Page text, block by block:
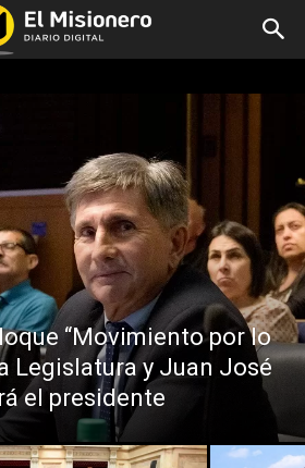
“Movimiento por lo
Legislatura y Juan José
el presidente